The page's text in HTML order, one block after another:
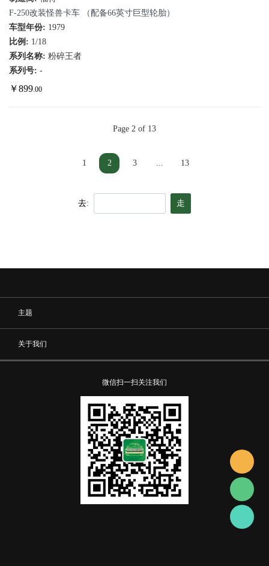
F-250改装怪兽卡车 （配备66英寸巨型轮胎）
车型年份: 1979
比例: 1/18
系列名称: 粉碎王者
系列号: -
￥899.00
Page 2 of 13
1 2 3 13
去: 走
主题
关于我们
微信扫一扫关注我们